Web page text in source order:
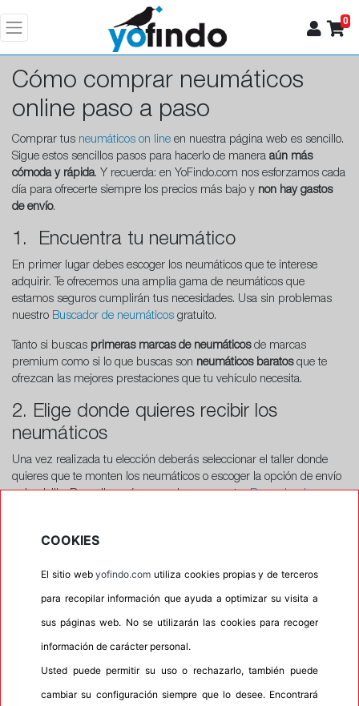
0
Cómo comprar neumáticos
online paso a paso
Comprar tus neumáticos on line en nuestra página web es sencillo.
Sigue estos sencillos pasos para hacerlo de manera aún más
cómoda y rápida. Y recuerda: en YoFindo.com nos esforzamos cada
día para ofrecerte siempre los precios más bajo y non hay gastos
de envío.
1. Encuentra tu neumático
En primer lugar debes escoger los neumáticos que te interese
adquirir. Te ofrecemos una amplia gama de neumáticos que
estamos seguros cumplirán tus necesidades. Usa sin problemas
nuestro Buscador de neumáticos gratuito.
Tanto si buscas primeras marcas de neumáticosde marcas
premium como si lo que buscas son neumáticos baratosque te
ofrezcan las mejores prestaciones que tu vehículo necesita.
2. Elige donde quieres recibir los
neumáticos
Una vez realizada tu elección deberás seleccionar el taller donde
quieres que te monten los neumáticos o escoger la opción de envío
que mejor se adapte a tus necesidades a la hora de cambiar tus
3. Finaliza la compra
Una vez seleccionado el taller de montaje, eliges el día y la hora en
Aquí encontrarás el resumen del pedido: tus neumáticos, la
el precio final de los neumáticos todo incluido. Tendrás que acceder
COOKIES
El sitio webyofindo.com utiliza cookies propias y de terceros
para recopilar información que ayuda a optimizar su visita a
sus páginas web. No se utilizarán las cookies para recoger
información de carácter personal.
Usted puede permitir su uso o rechazarlo, también puede
cambiar su configuración siempre que lo desee. Encontrará